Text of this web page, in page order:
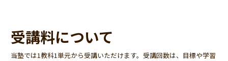
受講料について
当塾では1教科1単元から受講いただけます。受講回数は、目標や学習